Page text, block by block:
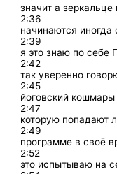
значит а зеркальце
2:36
начинаются
2:39
я это знаю по себе
2:42
так уверенно
2:45
йоговский кошмары
2:47
которую попадают
2:49
программе в своё
2:52
это испытываю на